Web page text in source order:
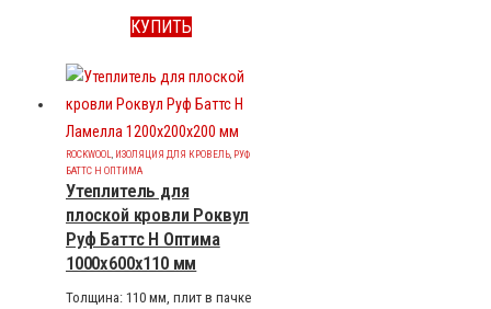
КУПИТЬ
ROCKWOOL, ИЗОЛЯЦИЯ ДЛЯ КРОВЕЛЬ, РУФ
БАТТС Н ОПТИМА
Утеплитель для
плоской кровли Роквул
Руф Баттс Н Оптима
1000x600x110 мм
Толщина: 110 мм, плит в пачке